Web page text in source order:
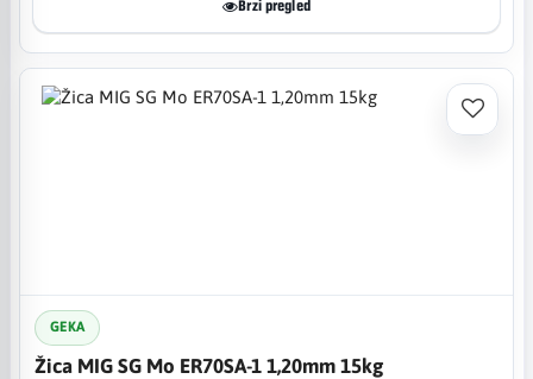
Brzi pregled
GEKA
Žica MIG SG Mo ER70SA-1 1,20mm 15kg